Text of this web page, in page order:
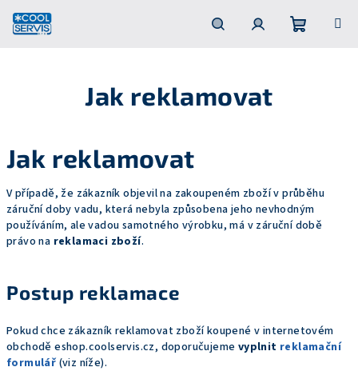
obsah
Jak reklamovat
Jak reklamovat
V případě, že zákazník objevil na zakoupeném zboží v průběhu
záruční doby vadu, která nebyla způsobena jeho nevhodným
používáním, ale vadou samotného výrobku, má v záruční době
právo na reklamaci zboží.
Postup reklamace
Pokud chce zákazník reklamovat zboží koupené v internetovém
obchodě eshop.coolservis.cz, doporučujeme vyplnit reklamační
formulář (viz níže).